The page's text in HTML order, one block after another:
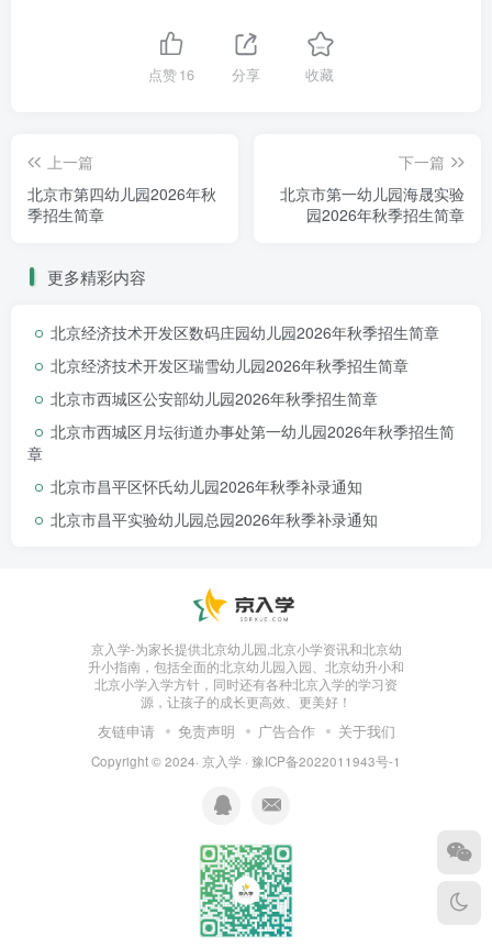
录取流程
点赞16 分享 收藏
上一篇
北京市第四幼儿园2026年秋
季招生简章
下一篇
北京市第一幼儿园海晟实验
园2026年秋季招生简章
更多精彩内容
北京经济技术开发区数码庄园幼儿园2026年秋季招生简章
北京经济技术开发区瑞雪幼儿园2026年秋季招生简章
北京市西城区公安部幼儿园2026年秋季招生简章
北京市西城区月坛街道办事处第一幼儿园2026年秋季招生简
章
北京市昌平区怀氏幼儿园2026年秋季补录通知
北京市昌平实验幼儿园总园2026年秋季补录通知
京入学-为家长提供北京幼儿园,北京小学资讯和北京幼
升小指南，包括全面的北京幼儿园入园、北京幼升小和
北京小学入学方针，同时还有各种北京入学的学习资
源，让孩子的成长更高效、更美好！
友链申请 免责声明 广告合作 关于我们
Copyright © 2024· 京入学 · 豫ICP备2022011943号-1